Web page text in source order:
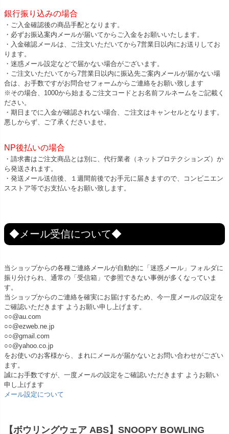
銀行振り込みの場合
・ご入金確認後の商品手配となります。
・必ずお振込案内メールが届いてからご入金をお願いいたします。
・入金確認メールは、ご注文いただいてから7営業日以内にお送りしてお
ります。
・迷惑メール設定などで届かない場合がございます。
・ご注文いただいてから7営業日以内に振込先ご案内メールが届かない場
合は、お手数ですがお問合せフォームからご連絡をお願い致します
※その場合、1000から始まるご注文コードとお名前フルネームをご記載く
ださい。
・期日までに入金が確認されない場合、ご注文はキャンセルとなります。
悪しからず、ご了承くださいませ。
NP後払いの場合
・請求書はご注文商品とは別に、代行業者（ネットプロテクションズ）か
ら発送されます。
・発送メール送信後、１週間前後でお手元に届きますので、コンビニエン
スストア等でお支払いをお願い致します。
◆メール受信について◆
当ショップからの各種ご連絡メールが自動的に「迷惑メール」フォルダに
振り分けられ、通常の「受信箱」で参照できない事例が多くなっていま
す。
当ショップからのご連絡を確実にお届けするため、今一度メールの設定を
ご確認いただきます ようお願い申し上げます。
○○@au.com
○○@ezweb.ne.jp
○○@gmail.com
○○@yahoo.co.jp
をお使いのお客様から、まれにメールが届かないとお問い合わせがござい
ます。
誠にお手数ですが、一度メールの設定をご確認いただきます ようお願い
申し上げます
メール設定について
【ボウリングウェア ABS】SNOOPY BOWLING